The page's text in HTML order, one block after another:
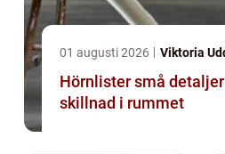
01 augusti 2026 Viktoria
Hörnlister små detaljer som gör stor
skillnad i rummet